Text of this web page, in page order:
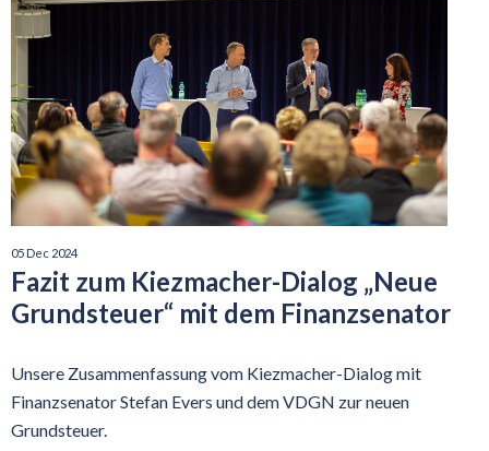
05 Dec 2024
Fazit zum Kiezmacher-Dialog „Neue
Grundsteuer“ mit dem Finanzsenator
Unsere Zusammenfassung vom Kiezmacher-Dialog mit
Finanzsenator Stefan Evers und dem VDGN zur neuen
Grundsteuer.